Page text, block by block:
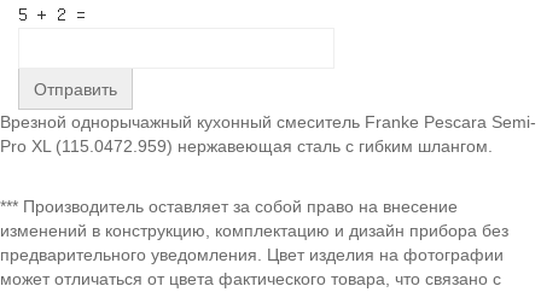
Отправить
Врезной однорычажный кухонный смеситель Franke Pescara Semi-
Pro XL (115.0472.959) нержавеющая сталь с гибким шлангом.
*** Производитель оставляет за собой право на внесение
изменений в конструкцию, комплектацию и дизайн прибора без
предварительного уведомления. Цвет изделия на фотографии
может отличаться от цвета фактического товара, что связано с